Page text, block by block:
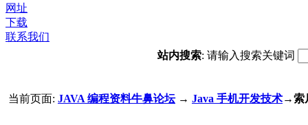
网址
下载
联系我们
站内搜索: 请输入搜索关键词
当前页面: JAVA 编程资料牛鼻论坛→ Java 手机开发技术→索